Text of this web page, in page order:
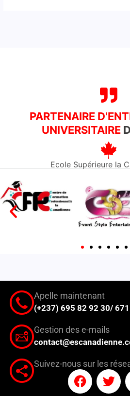
PARTENAIRE
UNIVERSITAIRE
Ecole Supérieure la
Apelle maintenant
(+237) 695 82 92 30/
Gestion des e-mails
Suivez-nous sur les
F
T